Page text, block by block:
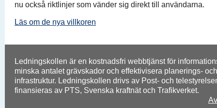
nu också riktlinjer som vänder sig direkt till användarna.
Läs om de nya villkoren
Ledningskollen är en kostnadsfri webbtjänst för
minska antalet grävskador och effektivisera planerings-
infrastruktur. Ledningskollen drivs av Post- och
finansieras av PTS, Svenska kraftnät och Trafikverket.